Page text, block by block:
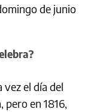
de junio
el día del
pero en 1816,